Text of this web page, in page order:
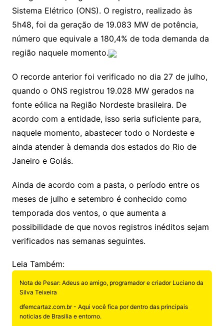
k p
a
s
o
m
a
g
e
k.
c
o
m
e o
M
ai
l
d
s
Sistema Elétrico (ONS). O registro, realizado às
5h48, foi da geração de 19.083 MW de potência,
número que equivale a 180,4% de toda demanda da
região naquele momento.
O recorde anterior foi verificado no dia 27 de julho,
quando o ONS registrou 19.028 MW gerados na
fonte eólica na Região Nordeste brasileira. De
acordo com a entidade, isso seria suficiente para,
naquele momento, abastecer todo o Nordeste e
ainda atender à demanda dos estados do Rio de
Janeiro e Goiás.
Ainda de acordo com a pasta, o período entre os
meses de julho e setembro é conhecido como
temporada dos ventos, o que aumenta a
possibilidade de que novos registros inéditos sejam
verificados nas semanas seguintes.
Leia Também:
Nota de Pesar: Adeus ao amigo, programador e criador Luciano da
Silva Teixeira
dfemcartaz.com.br - Aqui você fica por dentro das principais
noticias de Brasilia e entorno.